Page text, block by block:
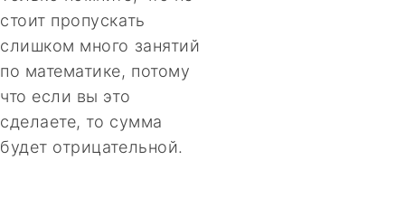
стоит пропускать
слишком много занятий
по математике, потому
что если вы это
сделаете, то сумма
будет отрицательной.